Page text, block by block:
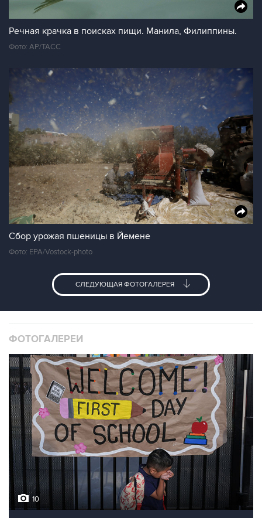
Речная крачка в поисках пищи. Манила, Филиппины.
Фото: АР/ТАСС
Сбор урожая пшеницы в Йемене
Фото: EPA/Vostock-photo
СЛЕДУЮЩАЯ ФОТОГАЛЕРЕЯ
ФОТОГАЛЕРЕИ
10